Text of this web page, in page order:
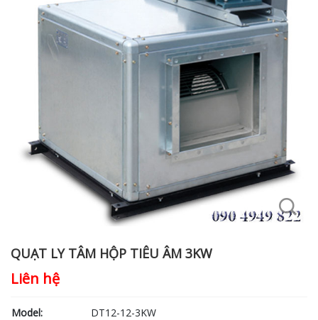
QUẠT LY TÂM HỘP TIÊU ÂM 3KW
Liên hệ
Model:
DT12-12-3KW